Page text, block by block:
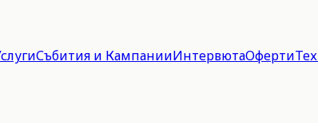
Събития и КампанииИнтервютаОферти